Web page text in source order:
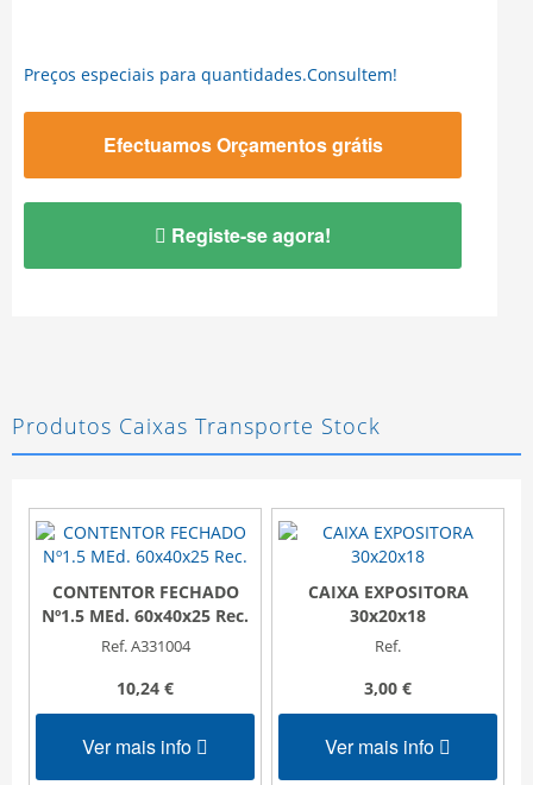
Preços especiais para quantidades.Consultem!
Efectuamos Orçamentos grátis
Registe-se agora!
Produtos Caixas Transporte Stock
CONTENTOR FECHADO
Nº1.5 MEd. 60x40x25 Rec.
Ref. A331004
10,24 €
Ver mais info
CAIXA EXPOSITORA
30x20x18
Ref.
3,00 €
Ver mais info